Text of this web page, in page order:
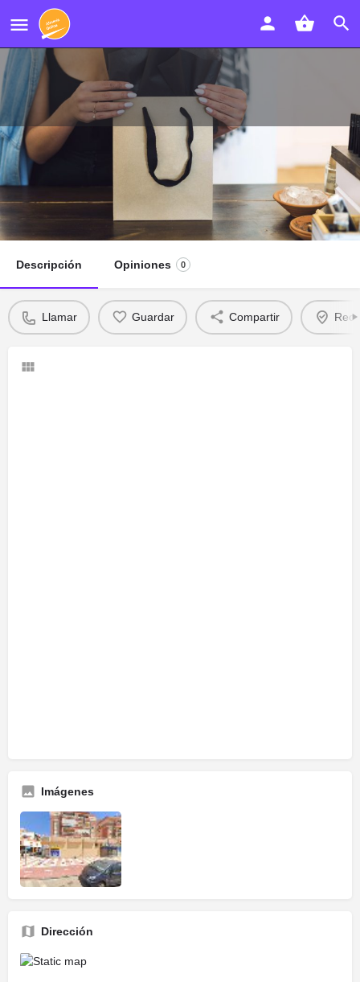
Carnicería Navarro Alonso "El
Turrero"
Descripción Opiniones 0
Llamar Guardar Compartir
Imágenes
Dirección